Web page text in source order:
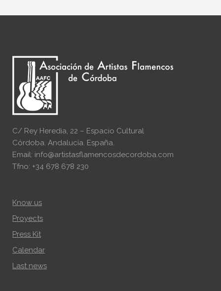
C/ Rey Heredia, 22 – Espacio Cultural
Córdoba. Andalucía. España.
Email: info@artistasflamencosdecordoba.com
Tfno: +34 678 678 230
Know us
Proyects
Press Kit
Calendar
Last news